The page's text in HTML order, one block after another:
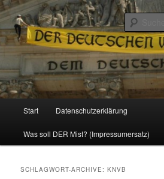
Reizzentrum
Politik, Wirtschaft, Soziales und Gesellschaft
Zum
Inhalt
Zum
sekundären
Start Datenschutzerklärung
Was soll DER Mist? (Impressumersatz)
SCHLAGWORT-ARCHIVE:KNVB